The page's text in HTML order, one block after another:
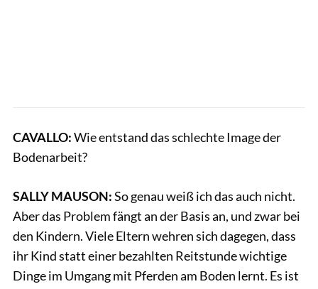
CAVALLO:Wie entstand das schlechte Image der
Bodenarbeit?
SALLY MAUSON:So genau weiß ich das auch nicht.
Aber das Problem fängt an der Basis an, und zwar bei
den Kindern. Viele Eltern wehren sich dagegen, dass
ihr Kind statt einer bezahlten Reitstunde wichtige
Dinge im Umgang mit Pferden am Boden lernt. Es ist